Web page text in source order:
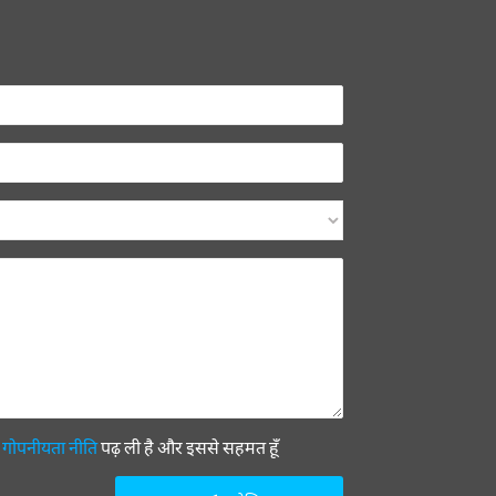
गोपनीयता नीतिपढ़ ली है और इससे सहमत हूँ